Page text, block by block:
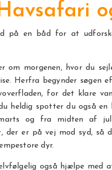
på en båd for at
om morgenen, hvor du
Herfra begynder søgen
for det klare
heldig spotter du også en
og fra midten af
der er på vej mod syd,
dyr.
også hjælpe med